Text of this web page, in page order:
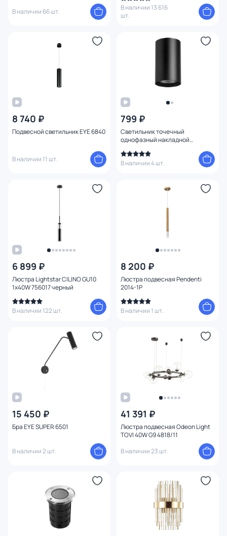
В наличии 66 шт.
В наличии 13 616
шт.
8 740 ₽
Подвесной светильник EYE 6840
В наличии 11 шт.
799 ₽
Светильник точечный
однофазный накладной
черный
В наличии 4 шт.
6 899 ₽
Люстра Lightstar CILINO GU10
1х40W 756017 черный
В наличии 122 шт.
8 200 ₽
Люстра подвесная Pendenti
2014-1P
В наличии 1 шт.
15 450 ₽
Бра EYE SUPER 6501
В наличии 2 шт.
41 391 ₽
Люстра подвесная Odeon Light
TOVI 40W G9 4818/11
В наличии 23 шт.